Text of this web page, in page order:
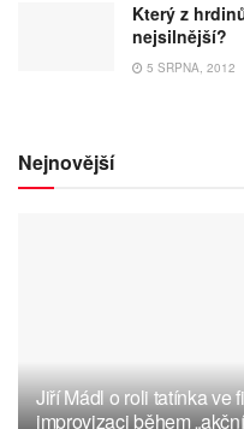
Který z
nejsilnější?
5 SRPNA, 2012
Nejnovější
Jiří Mádl o roli tatínka ve
improvizaci během